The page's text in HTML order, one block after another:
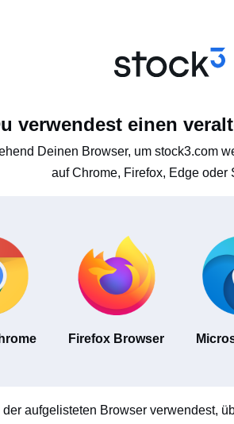
verwendest einen
Deinen Browser, um stock3.com
auf Chrome, Firefox, Edge oder
Firefox Browser
aufgelisteten Browser verwendest,